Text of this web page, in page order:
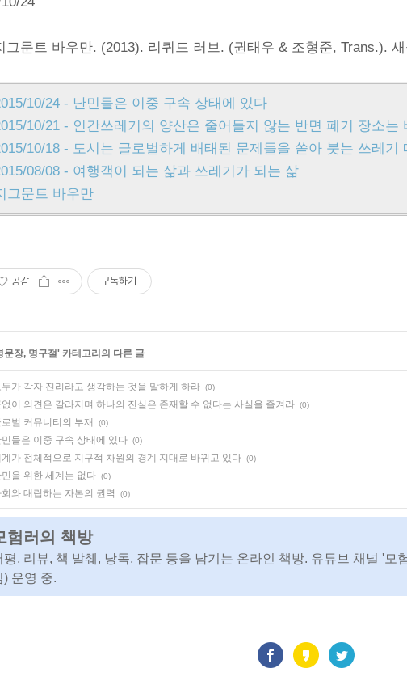
그문트 바우만. (2013). 리퀴드 러브. (권태우 & 조형준, Trans.).
10/24 - 난민들은 이중 구속 상태에 있다
10/21 - 인간쓰레기의 양산은 줄어들지 않는 반면 폐기 장소는
10/18 - 도시는 글로벌하게 배태된 문제들을 쏟아 붓는 쓰레기
08/08 - 여행객이 되는 삶과 쓰레기가 되는 삶
그문트 바우만
공감 구독하기
문장, 명구절' 카테고리의 다른 글
가 각자 진리라고 생각하는 것을 말하게 하라 (0)
이 의견은 갈라지며 하나의 진실은 존재할 수 없다는 사실을 즐겨라 (0)
벌 커뮤니티의 부재 (0)
들은 이중 구속 상태에 있다 (0)
가 전체적으로 지구적 차원의 경계 지대로 바뀌고 있다 (0)
을 위한 세계는 없다 (0)
와 대립하는 자본의 권력 (0)
험러의 책방
평, 리뷰, 책 발췌, 낭독, 잡문 등을 남기는 온라인 책방. 유튜브 채널 '모
) 운영 중.